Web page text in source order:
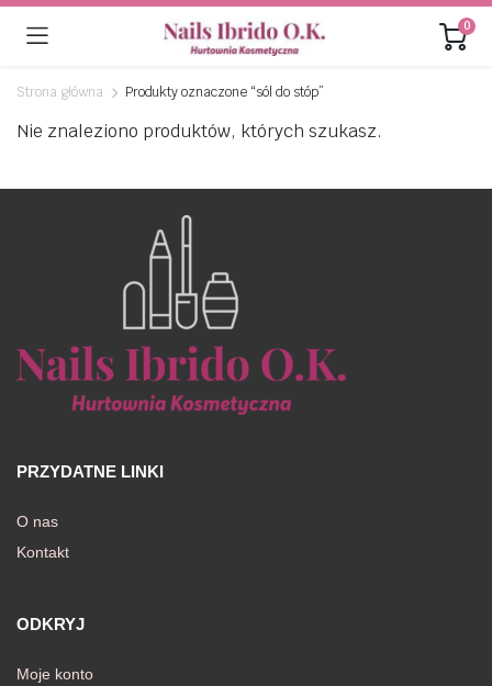
0
Strona główna Produkty oznaczone “sól do stóp”
Nie znaleziono produktów, których szukasz.
PRZYDATNE LINKI
O nas
Kontakt
ODKRYJ
Moje konto